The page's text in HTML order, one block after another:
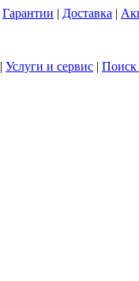
Гарантии | Доставка |
| Услуги и сервис | Поиск